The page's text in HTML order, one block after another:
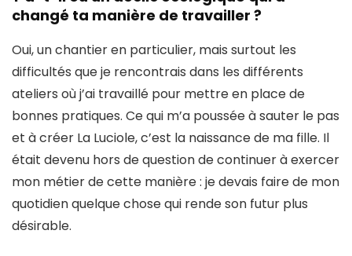
changé ta manière de travailler ?
Oui, un chantier en particulier, mais surtout les
difficultés que je rencontrais dans les différents
ateliers où j’ai travaillé pour mettre en place de
bonnes pratiques. Ce qui m’a poussée à sauter le pas
et à créer La Luciole, c’est la naissance de ma fille. Il
était devenu hors de question de continuer à exercer
mon métier de cette manière : je devais faire de mon
quotidien quelque chose qui rende son futur plus
désirable.